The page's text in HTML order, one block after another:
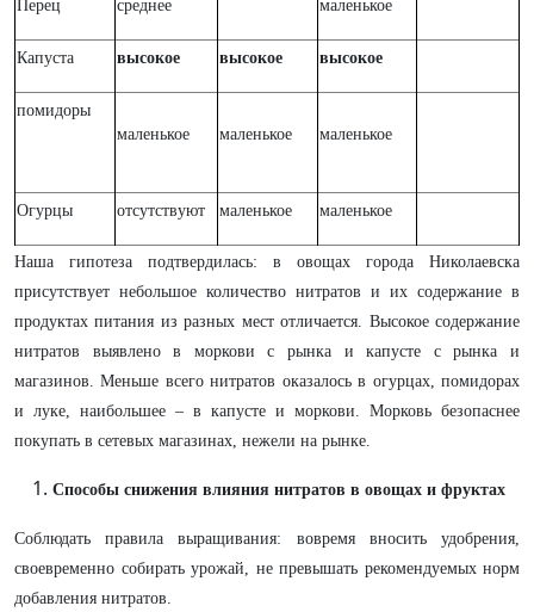
Перец среднее маленькое
Капуста высокое высокое высокое
помидоры
маленькое
маленькое маленькое
Огурцы отсутствуют маленькое маленькое
Наша гипотеза подтвердилась: в овощах города Николаевска
присутствует небольшое количество нитратов и их содержание в
продуктах питания из разных мест отличается. Высокое содержание
нитратов выявлено в моркови с рынка и капусте с рынка и
магазинов. Меньше всего нитратов оказалось в огурцах, помидорах
и луке, наибольшее – в капусте и моркови. Морковь безопаснее
покупать в сетевых магазинах, нежели на рынке.
Способы снижения влияния нитратов в овощах и фруктах
Соблюдать правила выращивания: вовремя вносить удобрения,
своевременно собирать урожай, не превышать рекомендуемых норм
добавления нитратов.